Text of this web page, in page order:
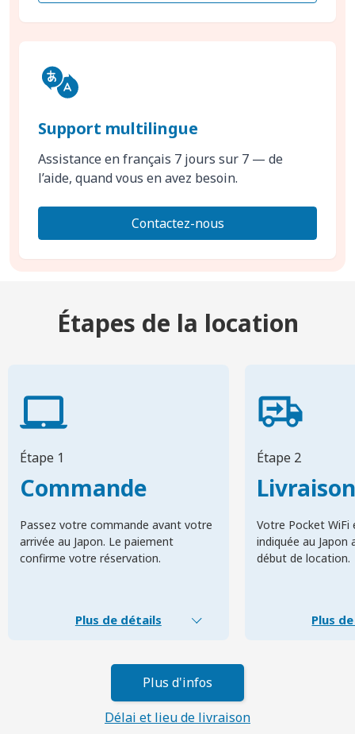
Support multilingue
Assistance en français 7 jours sur 7 — de
l’aide, quand vous en avez besoin.
Contactez-nous
Étapes de la location
Étape 1
Commande
Passez votre commande avant votre
arrivée au Japon. Le paiement
confirme votre réservation.
Plus de détails
Étape 2
Livraison
Votre Pocket WiFi
indiquée au Japon
début de location.
Plus
Plus d'infos
Délai et lieu de livraison